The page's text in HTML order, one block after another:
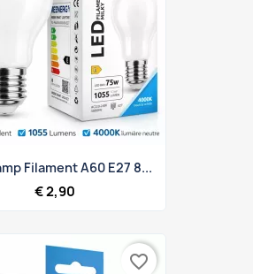
Filament A60 E27 8...
€ 2,90
favorite_border